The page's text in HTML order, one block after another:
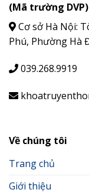
(Mã trường DVP)
Cơ sở Hà Nội:
Phú, Phường Hà
039.268.9919
Về chúng tôi
Trang chủ
Giới thiệu